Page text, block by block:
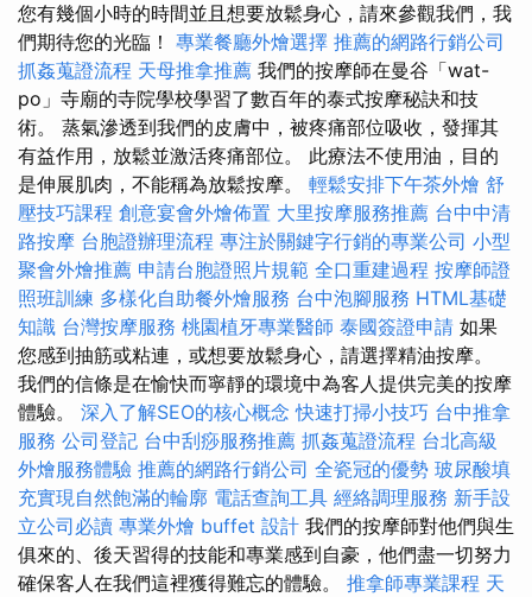
您有幾個小時的時間並且想要放鬆身心，請來參觀我們，我
們期待您的光臨！ 專業餐廳外燴選擇 推薦的網路行銷公司
抓姦蒐證流程 天母推拿推薦 我們的按摩師在曼谷「wat-
po」寺廟的寺院學校學習了數百年的泰式按摩秘訣和技
術。 蒸氣滲透到我們的皮膚中，被疼痛部位吸收，發揮其
有益作用，放鬆並激活疼痛部位。 此療法不使用油，目的
是伸展肌肉，不能稱為放鬆按摩。 輕鬆安排下午茶外燴 舒
壓技巧課程 創意宴會外燴佈置 大里按摩服務推薦 台中中清
路按摩 台胞證辦理流程 專注於關鍵字行銷的專業公司 小型
聚會外燴推薦 申請台胞證照片規範 全口重建過程 按摩師證
照班訓練 多樣化自助餐外燴服務 台中泡腳服務 HTML基礎
知識 台灣按摩服務 桃園植牙專業醫師 泰國簽證申請 如果
您感到抽筋或粘連，或想要放鬆身心，請選擇精油按摩。
我們的信條是在愉快而寧靜的環境中為客人提供完美的按摩
體驗。 深入了解SEO的核心概念 快速打掃小技巧 台中推拿
服務 公司登記 台中刮痧服務推薦 抓姦蒐證流程 台北高級
外燴服務體驗 推薦的網路行銷公司 全瓷冠的優勢 玻尿酸填
充實現自然飽滿的輪廓 電話查詢工具 經絡調理服務 新手設
立公司必讀 專業外燴 buffet 設計 我們的按摩師對他們與生
俱來的、後天習得的技能和專業感到自豪，他們盡一切努力
確保客人在我們這裡獲得難忘的體驗。 推拿師專業課程 天